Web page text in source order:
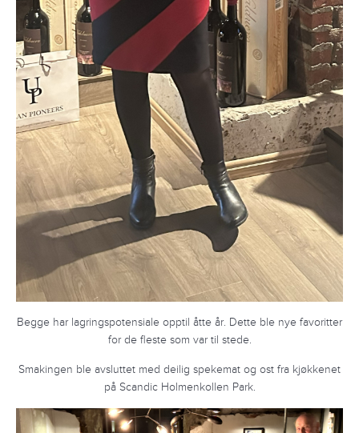
Begge har lagringspotensiale opptil åtte år. Dette ble nye favoritter
for de fleste som var til stede.
Smakingen ble avsluttet med deilig spekemat og ost fra kjøkkenet
på Scandic Holmenkollen Park.